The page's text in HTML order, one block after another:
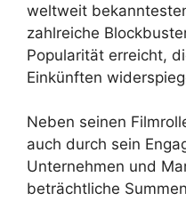
weltweit
zahlreiche
Popularität erreicht,
Einkünften
Neben seinen
auch durch sein
Unternehmen und
beträchtliche